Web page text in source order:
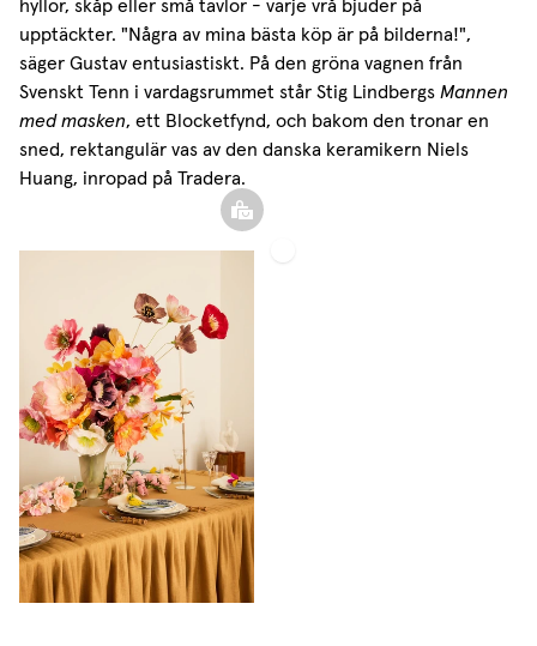
hyllor, skåp eller små tavlor - varje vrå bjuder på
upptäckter. "Några av mina bästa köp är på bilderna!",
säger Gustav entusiastiskt. På den gröna vagnen från
Svenskt Tenn i vardagsrummet står Stig Lindbergs Mannen
med masken, ett Blocketfynd, och bakom den tronar en
sned, rektangulär vas av den danska keramikern Niels
Huang, inropad på Tradera.